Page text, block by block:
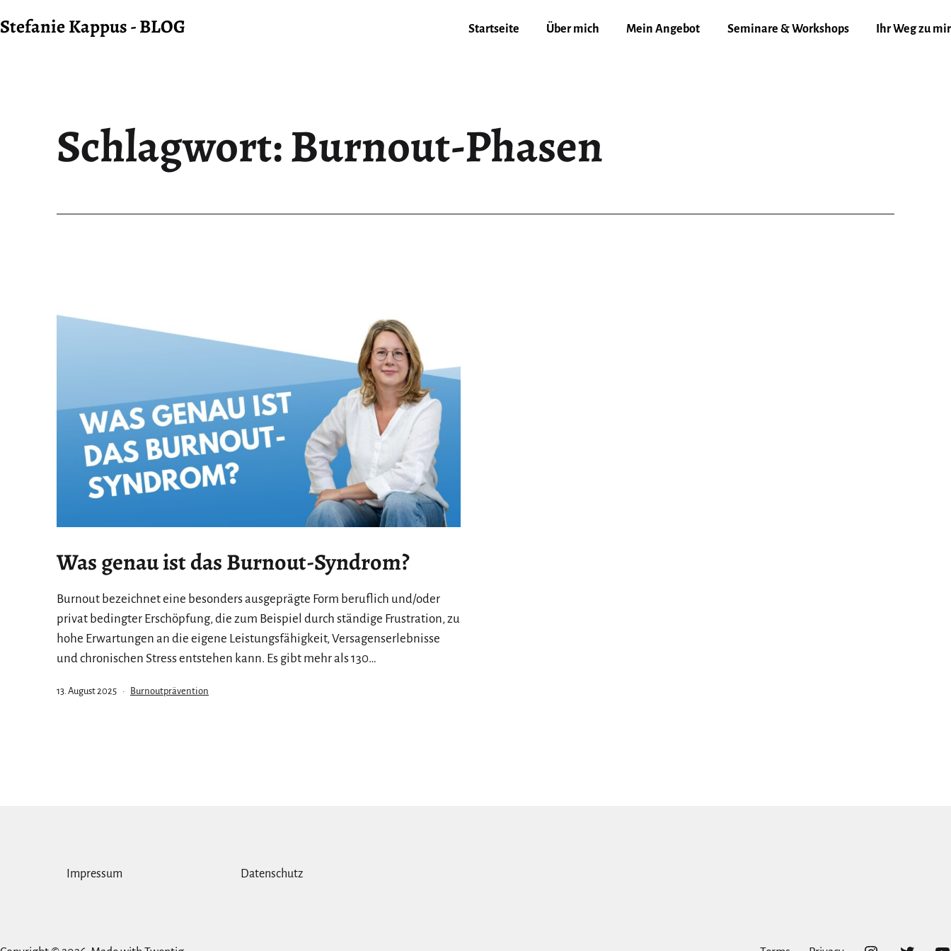
Inhalt
Stefanie Kappus - BLOG Startseite Über mich Mein Angebot Seminare & Workshops Ihr Weg zu mir
Schlagwort:Burnout-Phasen
Was genau ist das Burnout-Syndrom?
Burnout bezeichnet eine besonders ausgeprägte Form beruflich und/oder
privat bedingter Erschöpfung, die zum Beispiel durch ständige Frustration, zu
hohe Erwartungen an die eigene Leistungsfähigkeit, Versagenserlebnisse
und chronischen Stress entstehen kann. Es gibt mehr als 130…
Veröffentlicht
13. August 2025
Kategorisiert
Burnoutprävention
Impressum Datenschutz